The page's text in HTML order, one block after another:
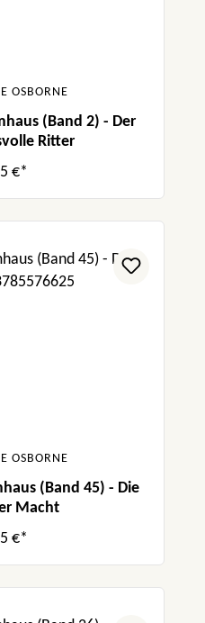
OSBORNE
(Band 2) - Der
Ritter
€*
OSBORNE
(Band 45) - Die
Macht
€*